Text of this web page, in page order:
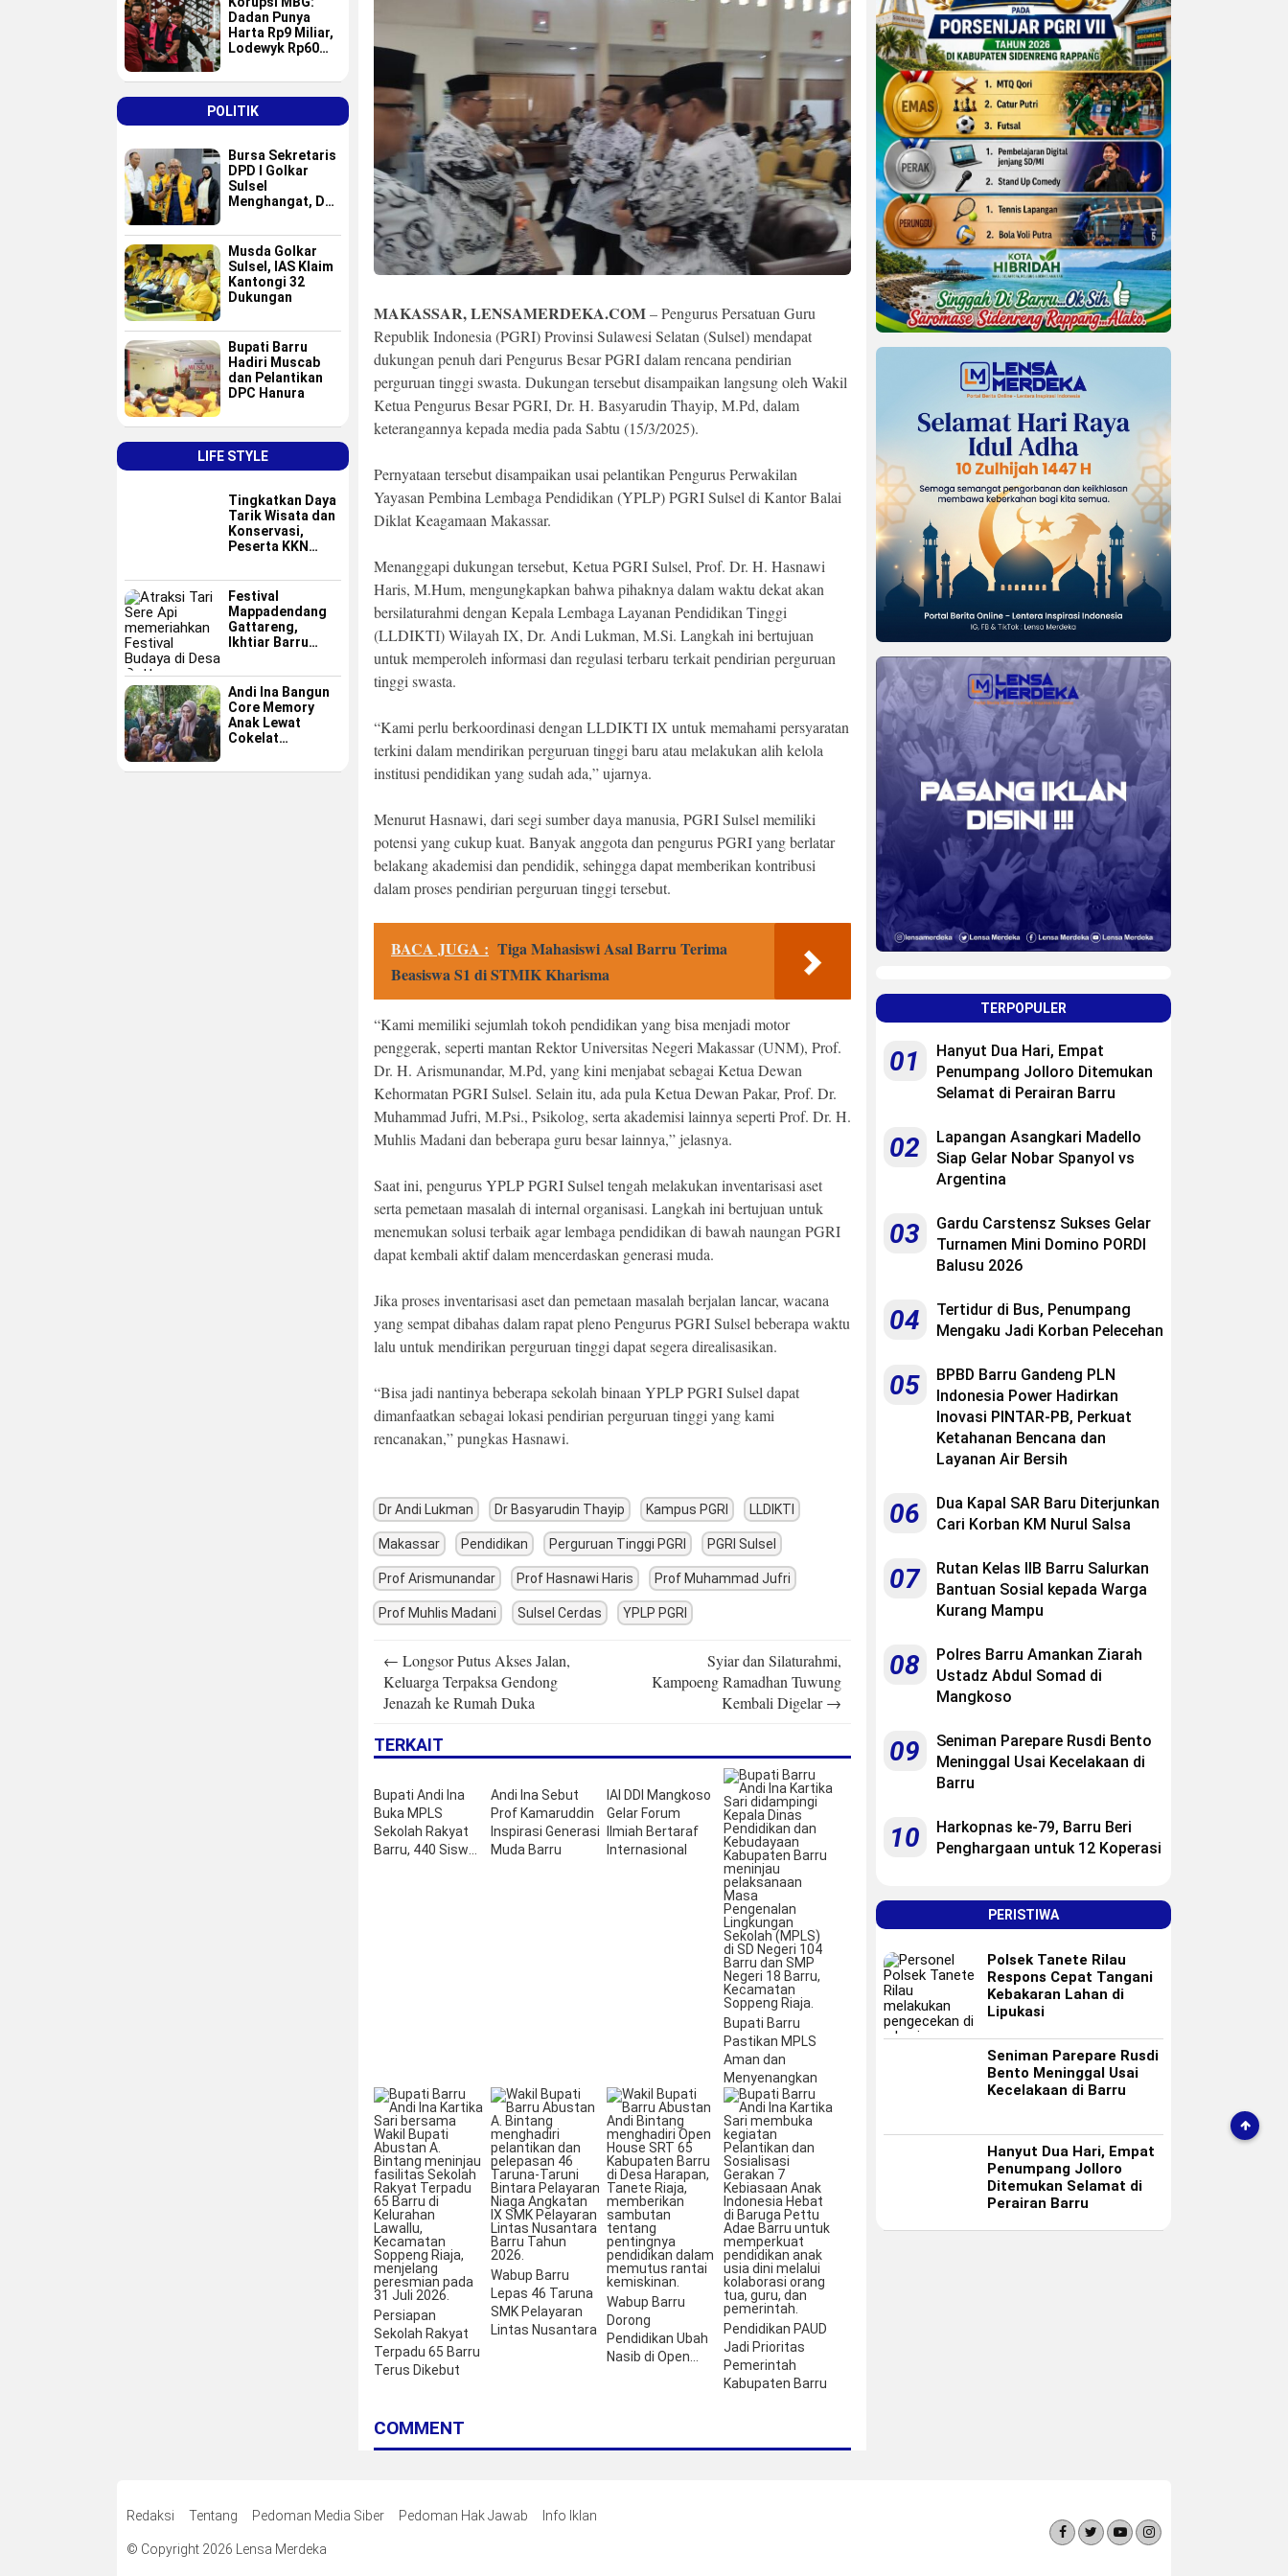
Dadan Punya
Harta Rp9 Miliar,
Lodewyk Rp60
POLITIK
Bursa Sekretaris
DPD I Golkar
Sulsel
Menghangat, Dua
Masuk Radar Tim
Formatur IAS
Musda Golkar
Sulsel, IAS Klaim
Kantongi 32
Dukungan
Bupati Barru
Hadiri Muscab
dan Pelantikan
DPC Hanura
LIFE STYLE
Tingkatkan Daya
Tarik Wisata dan
Konservasi,
Peserta KKN
Persembahkan
Spot Foto
Instagramable di
Pulau Pannikiang
Festival
Mappadendang
Gattareng,
Ikhtiar Barru
Budaya sebagai
Destinasi Wisata
Andi Ina Bangun
Core Memory
Anak Lewat
Cokelat
MAKASSAR, LENSAMERDEKA.COM– Pengurus Persatuan Guru
Republik Indonesia (PGRI) Provinsi Sulawesi Selatan (Sulsel) mendapat
dukungan penuh dari Pengurus Besar PGRI dalam rencana pendirian
perguruan tinggi swasta. Dukungan tersebut disampaikan langsung oleh Wakil
Ketua Pengurus Besar PGRI, Dr. H. Basyarudin Thayip, M.Pd, dalam
keterangannya kepada media pada Sabtu (15/3/2025).
Pernyataan tersebut disampaikan usai pelantikan Pengurus Perwakilan
Yayasan Pembina Lembaga Pendidikan (YPLP) PGRI Sulsel di Kantor Balai
Diklat Keagamaan Makassar.
Menanggapi dukungan tersebut, Ketua PGRI Sulsel, Prof. Dr. H. Hasnawi
Haris, M.Hum, mengungkapkan bahwa pihaknya dalam waktu dekat akan
bersilaturahmi dengan Kepala Lembaga Layanan Pendidikan Tinggi
(LLDIKTI) Wilayah IX, Dr. Andi Lukman, M.Si. Langkah ini bertujuan
untuk memperoleh informasi dan regulasi terbaru terkait pendirian perguruan
tinggi swasta.
“Kami perlu berkoordinasi dengan LLDIKTI IX untuk memahami persyaratan
terkini dalam mendirikan perguruan tinggi baru atau melakukan alih kelola
institusi pendidikan yang sudah ada,” ujarnya.
Menurut Hasnawi, dari segi sumber daya manusia, PGRI Sulsel memiliki
potensi yang cukup kuat. Banyak anggota dan pengurus PGRI yang berlatar
belakang akademisi dan pendidik, sehingga dapat memberikan kontribusi
dalam proses pendirian perguruan tinggi tersebut.
BACA JUGA : Tiga Mahasiswi Asal Barru Terima
Beasiswa S1 di STMIK Kharisma
“Kami memiliki sejumlah tokoh pendidikan yang bisa menjadi motor
penggerak, seperti mantan Rektor Universitas Negeri Makassar (UNM), Prof.
Dr. H. Arismunandar, M.Pd, yang kini menjabat sebagai Ketua Dewan
Kehormatan PGRI Sulsel. Selain itu, ada pula Ketua Dewan Pakar, Prof. Dr.
Muhammad Jufri, M.Psi., Psikolog, serta akademisi lainnya seperti Prof. Dr. H.
Muhlis Madani dan beberapa guru besar lainnya,” jelasnya.
Saat ini, pengurus YPLP PGRI Sulsel tengah melakukan inventarisasi aset
serta pemetaan masalah di internal organisasi. Langkah ini bertujuan untuk
menemukan solusi terbaik agar lembaga pendidikan di bawah naungan PGRI
dapat kembali aktif dalam mencerdaskan generasi muda.
Jika proses inventarisasi aset dan pemetaan masalah berjalan lancar, wacana
yang sempat dibahas dalam rapat pleno Pengurus PGRI Sulsel beberapa waktu
lalu untuk mendirikan perguruan tinggi dapat segera direalisasikan.
“Bisa jadi nantinya beberapa sekolah binaan YPLP PGRI Sulsel dapat
dimanfaatkan sebagai lokasi pendirian perguruan tinggi yang kami
rencanakan,” pungkas Hasnawi.
Dr Andi Lukman Dr Basyarudin Thayip Kampus PGRI LLDIKTI
Makassar Pendidikan Perguruan Tinggi PGRI PGRI Sulsel
Prof Arismunandar Prof Hasnawi Haris Prof Muhammad Jufri
Prof Muhlis Madani Sulsel Cerdas YPLP PGRI
navigation
← Longsor Putus Akses Jalan,
Keluarga Terpaksa Gendong
Jenazah ke Rumah Duka
Syiar dan Silaturahmi,
Kampoeng Ramadhan Tuwung
Kembali Digelar→
TERKAIT
Bupati Andi Ina
Buka MPLS
Sekolah Rakyat
Barru, 440 Siswa
Andi Ina Sebut
Prof Kamaruddin
Inspirasi Generasi
Muda Barru
IAI DDI Mangkoso
Gelar Forum
Ilmiah Bertaraf
Internasional
Bupati Barru
Pastikan MPLS
Aman dan
Menyenangkan
Persiapan
Sekolah Rakyat
Terpadu 65 Barru
Terus Dikebut
Wabup Barru
Lepas 46 Taruna
SMK Pelayaran
Lintas Nusantara
Wabup Barru
Dorong
Pendidikan Ubah
Nasib di Open
Pendidikan PAUD
Jadi Prioritas
Pemerintah
Kabupaten Barru
COMMENT
TERPOPULER
01
Hanyut Dua Hari, Empat
Penumpang Jolloro Ditemukan
Selamat di Perairan Barru
02
Lapangan Asangkari Madello
Siap Gelar Nobar Spanyol vs
Argentina
03
Gardu Carstensz Sukses Gelar
Turnamen Mini Domino PORDI
Balusu 2026
04
Tertidur di Bus, Penumpang
Mengaku Jadi Korban Pelecehan
05
BPBD Barru Gandeng PLN
Indonesia Power Hadirkan
Inovasi PINTAR-PB, Perkuat
Ketahanan Bencana dan
Layanan Air Bersih
06
Dua Kapal SAR Baru Diterjunkan
Cari Korban KM Nurul Salsa
07
Rutan Kelas IIB Barru Salurkan
Bantuan Sosial kepada Warga
Kurang Mampu
08
Polres Barru Amankan Ziarah
Ustadz Abdul Somad di
Mangkoso
09
Seniman Parepare Rusdi Bento
Meninggal Usai Kecelakaan di
Barru
10
Harkopnas ke-79, Barru Beri
Penghargaan untuk 12 Koperasi
PERISTIWA
Polsek Tanete Rilau
Respons Cepat Tangani
Kebakaran Lahan di
Lipukasi
Seniman Parepare Rusdi
Bento Meninggal Usai
Kecelakaan di Barru
Hanyut Dua Hari, Empat
Penumpang Jolloro
Ditemukan Selamat di
Perairan Barru
Redaksi Tentang Pedoman Media Siber Pedoman Hak Jawab Info Iklan
© Copyright 2026 Lensa Merdeka